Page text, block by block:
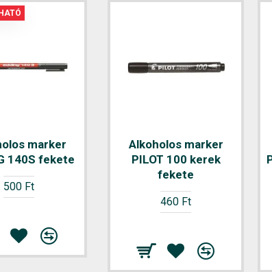
marker
140S fekete
500 Ft
Alkoholos marker
EDDING 2000 fekete
Alkoholos marker
PILOT 100 kerek
fekete
460 Ft